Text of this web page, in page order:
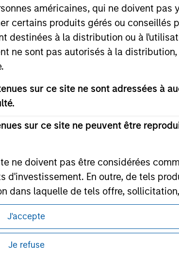
américaines, qui ne doivent pas
certains produits gérés ou conseillés
destinées à la distribution ou à
ne sont pas autorisés à la
sur ce site ne sont adressées à
sur ce site ne peuvent être
ne doivent pas être considérées
En outre, de tels
dans laquelle de tels offre,
sont soumis à des restrictions
à ces produits d'investissement.
Management ne garantit pas ni
J'accepte
Je refuse
and educational purposes only. There is
or will perform well in the future (for current
information on this website has not been
agree that you are navigating to a third party
is not and does not imply any endorsement,
hyperlinked site. In no event shall we be
avant d’engager toute